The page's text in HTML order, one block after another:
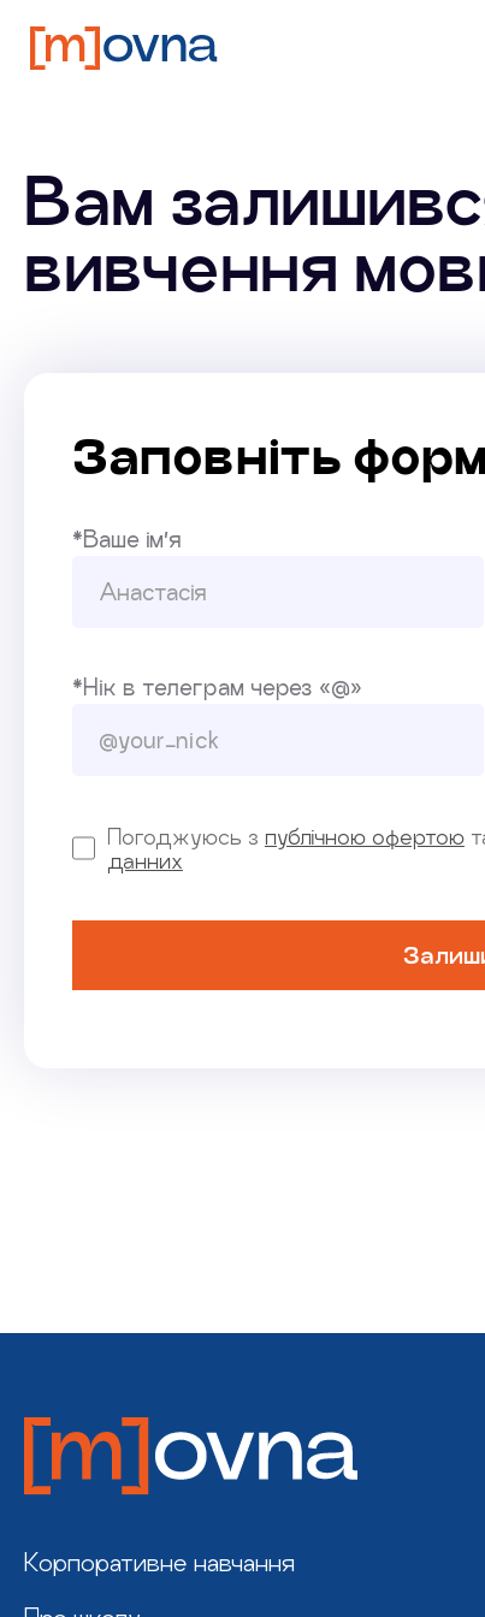
Вам
вивчення
Заповніть
*Ваше ім’я
*Нік в телеграм через «@»
Погоджуюсь з публічною офертою
данних
Корпоративне навчання